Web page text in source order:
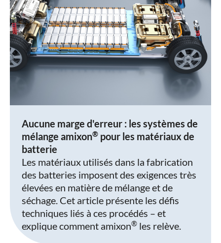
Aucune marge d'erreur : les systèmes de
mélange amixon® pour les matériaux de
batterie
Les matériaux utilisés dans la fabrication
des batteries imposent des exigences très
élevées en matière de mélange et de
séchage. Cet article présente les défis
techniques liés à ces procédés – et
explique comment amixon® les relève.